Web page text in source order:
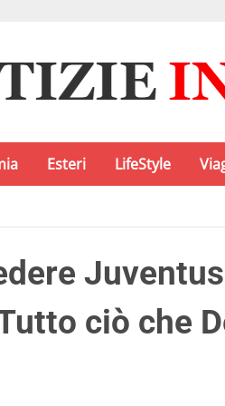
Esteri LifeStyle
ciò che